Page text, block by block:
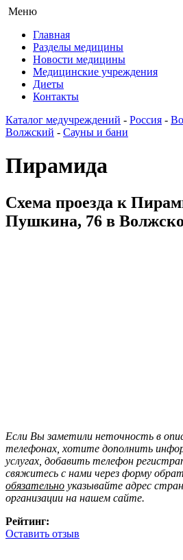
Меню
Главная
Разделы медицины
Новости медицины
Медицинские учреждения
Диеты
Контакты
Каталог медучреждений - Россия -
Волжский - Сауны и бани
Пирамида
Схема проезда к
Пушкина, 76 в
Если Вы заметили неточность в
телефонах, хотите дополнить
услугах, добавить телефон
свяжитесь с нами через форму
обязательно указывайте адрес
организации на нашем сайте.
Рейтинг:
Оставить отзыв